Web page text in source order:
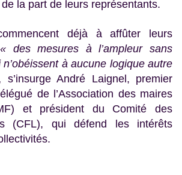
la part de leurs représentants.
déjà à affûter leurs
« des mesures à l’ampleur sans
à aucune logique autre
s’insurge André Laignel, premier
de l’Association des maires
et président du Comité des
(CFL), qui défend les intérêts